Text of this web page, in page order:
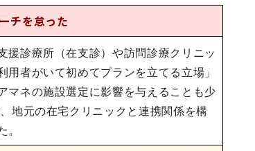
チを怠った
診療所（在支診）や訪問診療クリニッ
者がいて初めてプランを立てる立場」
マネの施設選定に影響を与えることも少
地元の在宅クリニックと連携関係を構